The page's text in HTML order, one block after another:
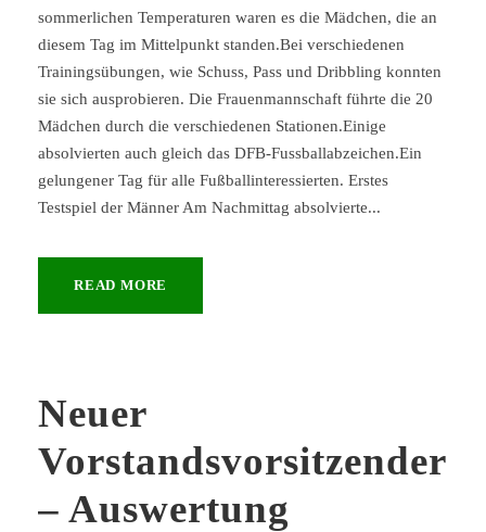
sommerlichen Temperaturen waren es die Mädchen, die an
diesem Tag im Mittelpunkt standen.Bei verschiedenen
Trainingsübungen, wie Schuss, Pass und Dribbling konnten
sie sich ausprobieren. Die Frauenmannschaft führte die 20
Mädchen durch die verschiedenen Stationen.Einige
absolvierten auch gleich das DFB-Fussballabzeichen.Ein
gelungener Tag für alle Fußballinteressierten. Erstes
Testspiel der Männer Am Nachmittag absolvierte...
READ MORE
Neuer
Vorstandsvorsitzender
– Auswertung